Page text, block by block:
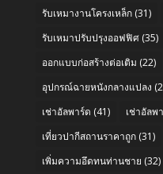
รับเหมางานโครงเหล็ก(31)
รับเหมาปรับปรุงออฟฟิศ(35)
ออกแบบก่อสร้างต่อเติม (22)
อุปกรณ์ฉายหนังกลางแปลง
เช่าอัลพาร์ด (41) เช่าอัลพ
เที่ยวปากีสถานราคาถูก(31)
เพิ่มความอึดทนท่านชาย (32)